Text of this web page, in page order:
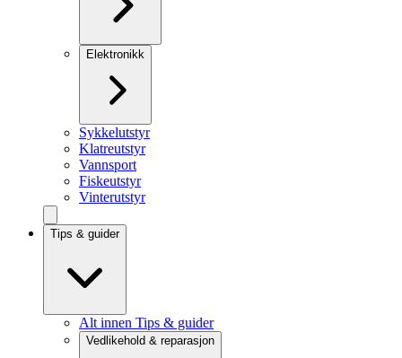
Elektronikk
Sykkelutstyr
Klatreutstyr
Vannsport
Fiskeutstyr
Vinterutstyr
Tips & guider
Alt innen Tips & guider
Vedlikehold & reparasjon